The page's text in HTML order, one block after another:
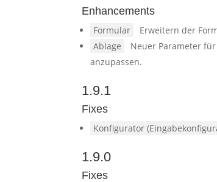
Enhancements
Formular
Erweitern der
Ablage
Neuer Parameter
anzupassen.
1.9.1
Fixes
Konfigurator
1.9.0
Fixes